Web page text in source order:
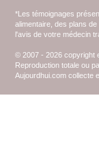
*Les témoignages
alimentaire, des plans
l'avis de votre médecin
© 2007 - 2026 copyright
Reproduction totale ou
Aujourdhui.com collecte